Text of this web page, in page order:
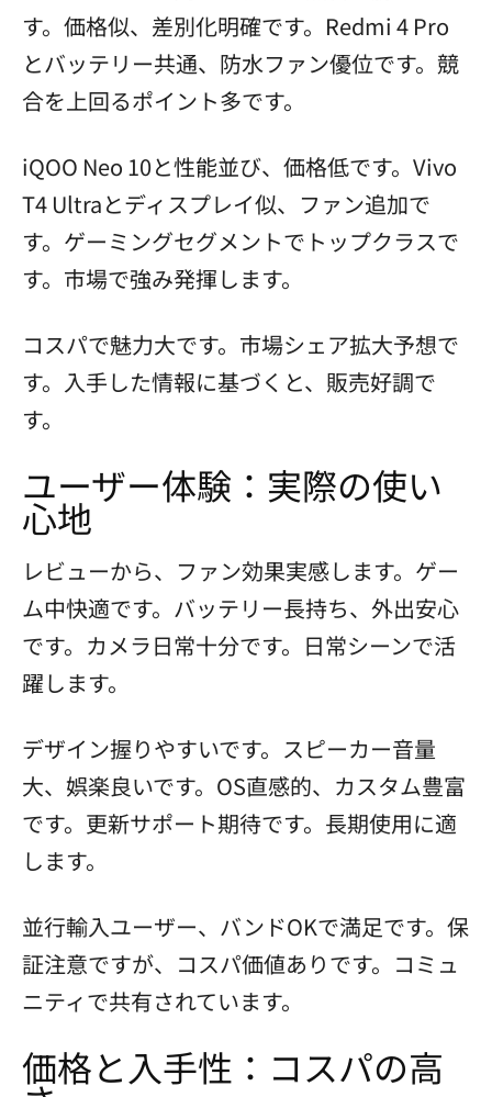
す。価格似、差別化明確です。Redmi 4 Pro
とバッテリー共通、防水ファン優位です。競
合を上回るポイント多です。
iQOO Neo 10と性能並び、価格低です。Vivo
T4 Ultraとディスプレイ似、ファン追加で
す。ゲーミングセグメントでトップクラスで
す。市場で強み発揮します。
コスパで魅力大です。市場シェア拡大予想で
す。入手した情報に基づくと、販売好調で
す。
ユーザー体験：実際の使い
心地
レビューから、ファン効果実感します。ゲー
ム中快適です。バッテリー長持ち、外出安心
です。カメラ日常十分です。日常シーンで活
躍します。
デザイン握りやすいです。スピーカー音量
大、娯楽良いです。OS直感的、カスタム豊富
です。更新サポート期待です。長期使用に適
します。
並行輸入ユーザー、バンドOKで満足です。保
証注意ですが、コスパ価値ありです。コミュ
ニティで共有されています。
価格と入手性：コスパの高